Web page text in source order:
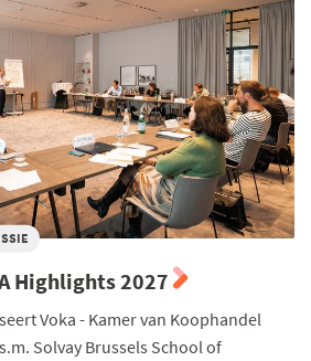
Highlights 2027
Voka - Kamer van Koophandel
Solvay Brussels School of